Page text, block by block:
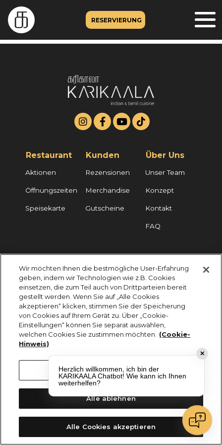
RESERVIERUNG
Restaurant
Aktionen
Öffnungszeiten
Speisekarte
Kunden
Rezensionen
Merchandise
Gutscheine
Über Uns
Unser Team
Konzept
Kontakt
FAQ
KARIKAALA ©2026 - Saily Food Service GmbH
Alle Rechte vorbehalten
✕
Herzlich willkommen, ich bin der
KARIKAALA Chatbot! Wie kann ich Ihnen
weiterhelfen?
Wir möchten Ihnen die bestmögliche User-Erfahrung
geben, indem wir Technologien wie z.B. Cookies
einsetzen, die zum Teil auch von Drittparteien bereit
gestellt werden. Wenn Sie auf „Alle Cookies
akzeptieren“ klicken, stimmen Sie der Speicherung
von Cookies auf Ihrem Gerät zu. Über „Cookie-
Einstellungen“ können Sie separat auswählen,
welchen Cookies Sie zustimmen möchten.
(Cookie-
Hinweis)
Cookie-Einstellungen
Alle ablehnen
Alle Cookies akzeptieren